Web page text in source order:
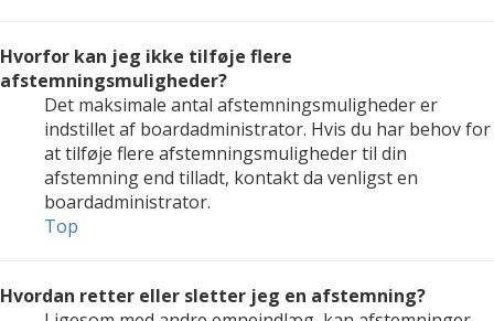
Hvorfor kan jeg ikke tilføje flere
afstemningsmuligheder?
Det maksimale antal afstemningsmuligheder er
indstillet af boardadministrator. Hvis du har behov for
at tilføje flere afstemningsmuligheder til din
afstemning end tilladt, kontakt da venligst en
boardadministrator.
Top
Hvordan retter eller sletter jeg en afstemning?